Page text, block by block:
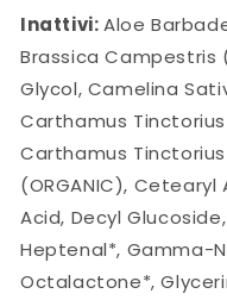
Inattivi:Aloe
Brassica Campestris
Glycol, Camelina
Carthamus
Carthamus
(ORGANIC),
Acid, Decyl
Heptenal*, Gamma-
Octalactone*,